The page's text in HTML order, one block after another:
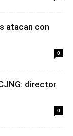
atacan con
0
director
0